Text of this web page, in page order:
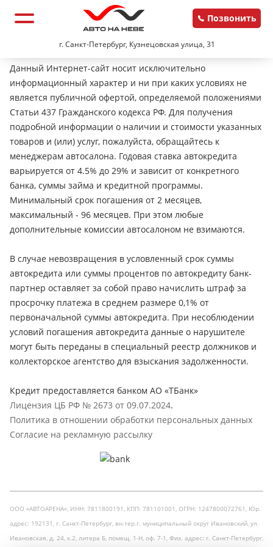
г. Санкт-Петербург, Кузнецовская улица, 31
Позвонить
Данный Интернет-сайт носит исключительно
информационный характер и ни при каких условиях не
является публичной офертой, определяемой положениями
Статьи 437 Гражданского кодекса РФ. Для получения
подробной информации о наличии и стоимости указанных
товаров и (или) услуг, пожалуйста, обращайтесь к
менеджерам автосалона. Годовая ставка автокредита
варьируется от 4.5% до 29% и зависит от конкретного
банка, суммы займа и кредитной программы.
Минимальный срок погашения от 2 месяцев,
максимальный - 96 месяцев. При этом любые
дополнительные комиссии автосалоном не взимаются.
В случае невозвращения в условленный срок суммы
автокредита или суммы процентов по автокредиту банк-
партнер оставляет за собой право начислить штраф за
просрочку платежа в среднем размере 0,1% от
первоначальной суммы автокредита. При несоблюдении
условий погашения автокредита данные о нарушителе
могут быть переданы в специальный реестр должников и
коллекторское агентство для взыскания задолженности.
Кредит предоставляется банком АО «ТБанк»
Лицензия ЦБ РФ № 2673 от 09.07.2024.
Политика в отношении обработки персональных данных
Согласие на рекламную рассылку
ООО «АВТОАРЕНА», ИНН: 7811800191, КПП: 781101001, ОГРН: 1247800072761, Юр.
адрес: 192131, г. Санкт-Петербург, вн.тер.г. муниципальный округ Ивановский, ул.
Ивановская, д. 24, к.2, литера Б, помещ. 1-Н, оф. 7-1, Физ. адрес: г. Санкт-Петербург,